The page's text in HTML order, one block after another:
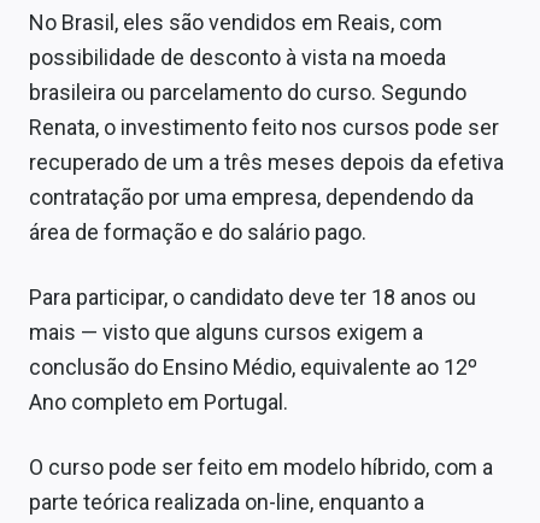
No Brasil, eles são vendidos em Reais, com
possibilidade de desconto à vista na moeda
brasileira ou parcelamento do curso. Segundo
Renata, o investimento feito nos cursos pode ser
recuperado de um a três meses depois da efetiva
contratação por uma empresa, dependendo da
área de formação e do salário pago.
Para participar, o candidato deve ter 18 anos ou
mais — visto que alguns cursos exigem a
conclusão do Ensino Médio, equivalente ao 12º
Ano completo em Portugal.
O curso pode ser feito em modelo híbrido, com a
parte teórica realizada on-line, enquanto a